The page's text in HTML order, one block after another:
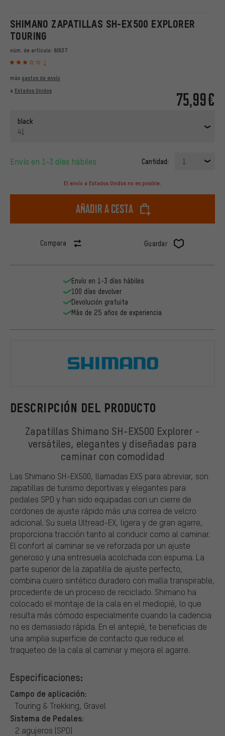
SHIMANO ZAPATILLAS SH-EX500 EXPLORER
TOURING
núm. de artículo: 92637
1
75,99€
más gastos de envío
a Estados Unidos
black
41
Envío en 1-3 días hábiles Cantidad: 1
El envío a Estados Unidos no es posible.
Añadir a cesta
Compara Guardar
DESCRIPCIÓN DEL PRODUCTO
Zapatillas Shimano SH-EX500 Explorer -
versátiles, elegantes y diseñadas para
caminar con comodidad
Las Shimano SH-EX500, llamadas EX5 para abreviar, son
zapatillas de turismo deportivas y elegantes para
pedales SPD y han sido equipadas con un cierre de
cordones de ajuste rápido más una correa de velcro
adicional. Su suela Ultread-EX, ligera y de gran agarre,
proporciona tracción tanto al conducir como al caminar.
El confort al caminar se ve reforzada por un ajuste
generoso y una entresuela acolchada con espuma. La
parte superior de la zapatilla de ajuste perfecto,
combina cuero sintético duradero con malla transpirable,
procedente de un proceso de reciclado. Shimano ha
colocado el montaje de la cala en el mediopié, lo que
resulta más cómodo especialmente cuando la cadencia
no es demasiado rápida. En el antepié, te beneficias de
una amplia superficie de contacto que reduce el
traqueteo de la cala al caminar y mejora el agarre.
Especificaciones:
Campo de aplicación:
Touring & Trekking, Gravel
Sistema de Pedales:
2 agujeros (SPD)
Envío en 1-3 días hábiles
100 días devolver
Devolución gratuita
Más de 25 años de experiencia
Shimano